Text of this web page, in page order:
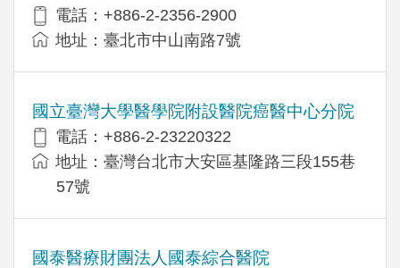
電話：+886-2-2356-2900
地址：臺北市中山南路7號
國立臺灣大學醫學院附設醫院癌醫中心分院
電話：+886-2-23220322
地址：臺灣台北市大安區基隆路三段155巷
57號
國泰醫療財團法人國泰綜合醫院